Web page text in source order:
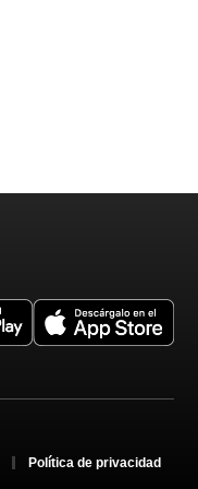
Política de privacidad